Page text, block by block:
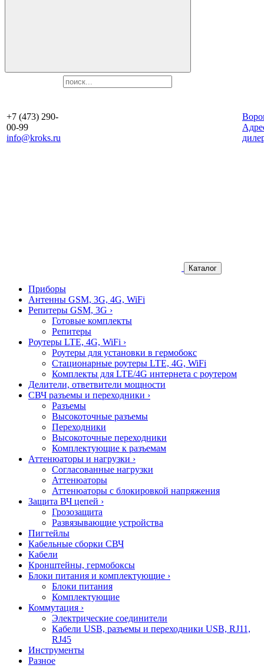
+7 (473) 290-
00-99
info@kroks.ru
Каталог
Приборы
Антенны GSM, 3G, 4G, WiFi
Репитеры GSM, 3G ›
Готовые комплекты
Репитеры
Роутеры LTE, 4G, WiFi ›
Роутеры для установки в гермобокс
Стационарные роутеры LTE, 4G, WiFi
Комплекты для LTE/4G интернета с роутером
Делители, ответвители мощности
СВЧ разъемы и переходники ›
Разъемы
Высокоточные разъемы
Переходники
Высокоточные переходники
Комплектующие к разъемам
Аттенюаторы и нагрузки ›
Согласованные нагрузки
Аттенюаторы
Аттенюаторы с блокировкой напряжения
Защита ВЧ цепей ›
Грозозащита
Развязывающие устройства
Пигтейлы
Кабельные сборки СВЧ
Кабели
Кронштейны, гермобоксы
Блоки питания и комплектующие ›
Блоки питания
Комплектующие
Коммутация ›
Электрические соединители
Кабели USB, разъемы и переходники USB, RJ11,
RJ45
Инструменты
Разное